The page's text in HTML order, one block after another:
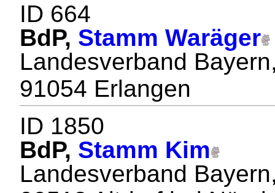
ID 664
BdP, Stamm Waräger
Landesverband
91054 Erlangen
ID 1850
BdP, Stamm Kim
Landesverband